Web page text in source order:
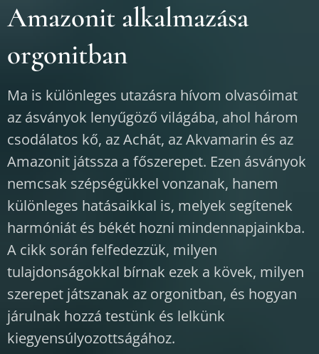
Amazonit alkalmazása
orgonitban
Ma is különleges utazásra hívom olvasóimat
az ásványok lenyűgöző világába, ahol három
csodálatos kő, az Achát, az Akvamarin és az
Amazonit játssza a főszerepet. Ezen ásványok
nemcsak szépségükkel vonzanak, hanem
különleges hatásaikkal is, melyek segítenek
harmóniát és békét hozni mindennapjainkba.
A cikk során felfedezzük, milyen
tulajdonságokkal bírnak ezek a kövek, milyen
szerepet játszanak az orgonitban, és hogyan
járulnak hozzá testünk és lelkünk
kiegyensúlyozottságához.